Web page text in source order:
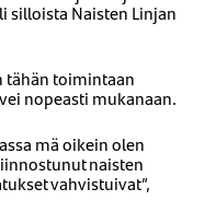
silloista Naisten Linjan
tähän toimintaan
nopeasti mukanaan.
mä oikein olen
naisten
vahvistuivat”,